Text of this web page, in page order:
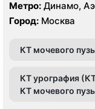
Метро: Динамо,
Город: Москва
КТ мочевого
КТ урография
КТ мочевого